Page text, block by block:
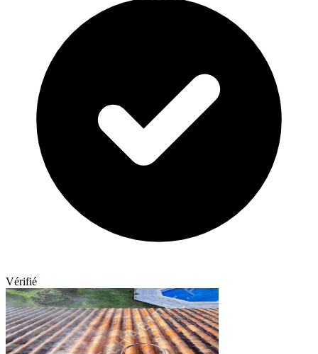
Vérifié